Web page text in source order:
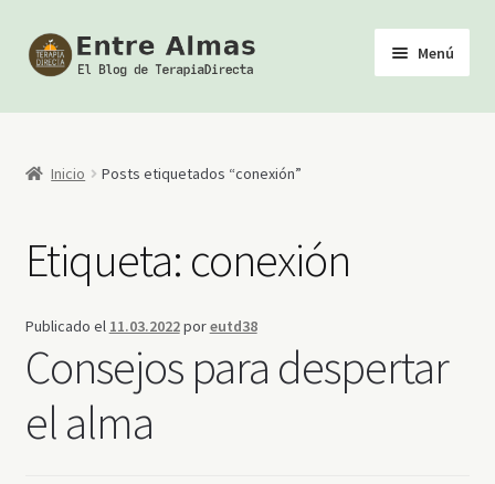
Ir
a
Ir
al
Menú
Inicio
TerapiaDirecta
Biblioteca Esotérica
Tienda
Youtube
Inicio Posts etiquetados “conexión”
Etiqueta: conexión
Publicado el 11.03.2022poreutd38
Consejos para despertar
el alma